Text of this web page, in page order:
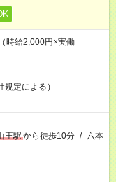
時給2,000円×実働
定による）
王駅から徒歩10分 / 六本